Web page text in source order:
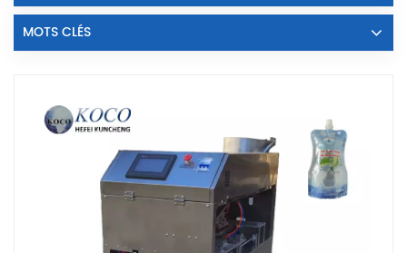
MOTS CLÉS